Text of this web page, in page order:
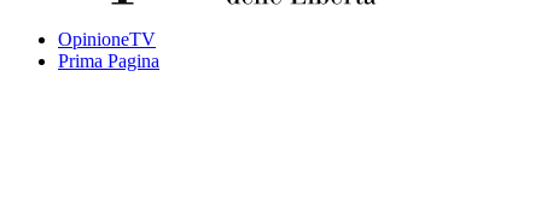
OpinioneTV
Prima Pagina